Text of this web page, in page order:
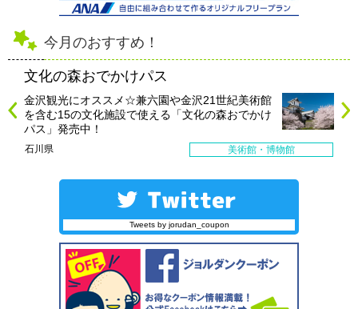
今月のおすすめ！
文化の森おでかけパス
金沢観光にオススメ☆兼六園や金沢21世紀美術館
を含む15の文化施設で使える「文化の森おでかけ
パス」発売中！
石川県 美術館・博物館
Tweets by jorudan_coupon